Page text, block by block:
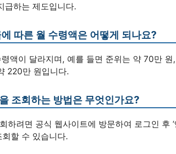
급하는 제도입니다.
따른 월 수령액은 어떻게 되나요?
액이 달라지며, 예를 들면 준위는 약 70만
220만 원입니다.
조회하는 방법은 무엇인가요?
하려면 공식 웹사이트에 방문하여 로그인 후
할 수 있습니다.